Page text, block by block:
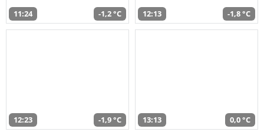
11:24 -1,2 °C 12:13 -1,8 °C
12:23 -1,9 °C 13:13 0,0 °C